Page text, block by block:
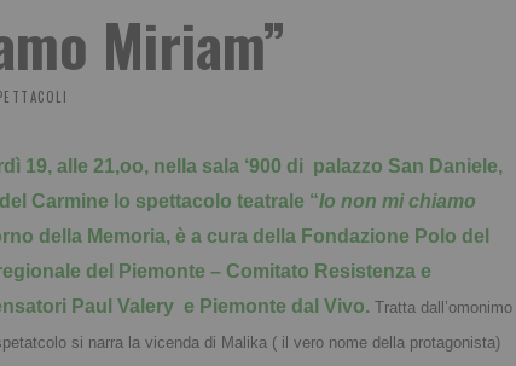
Miriam”
19, alle 21,oo, nella sala ‘900 di palazzo San Daniele,
Carmine lo spettacolo teatrale “Io non mi chiamo
della Memoria, è a cura della Fondazione Polo del
del Piemonte – Comitato Resistenza e
Paul Valery e Piemonte dal Vivo. Tratta dall’omonimo
si narra la vicenda di Malika ( il vero nome della protagonista)